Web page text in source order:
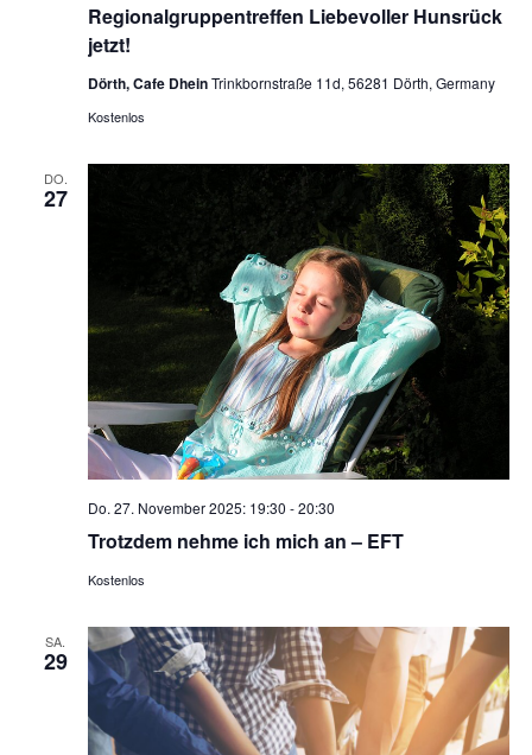
Regionalgruppentreffen Liebevoller Hunsrück
jetzt!
Dörth, Cafe DheinTrinkbornstraße 11d, 56281 Dörth, Germany
Kostenlos
DO.
27
Trotzdem nehme ich mich an – EFT
Do. 27. November 2025: 19:30 -20:30
Kostenlos
SA.
29